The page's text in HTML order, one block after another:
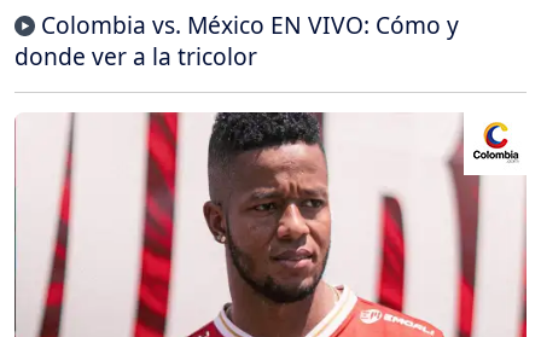
Colombia vs. México EN VIVO: Cómo y
donde ver a la tricolor